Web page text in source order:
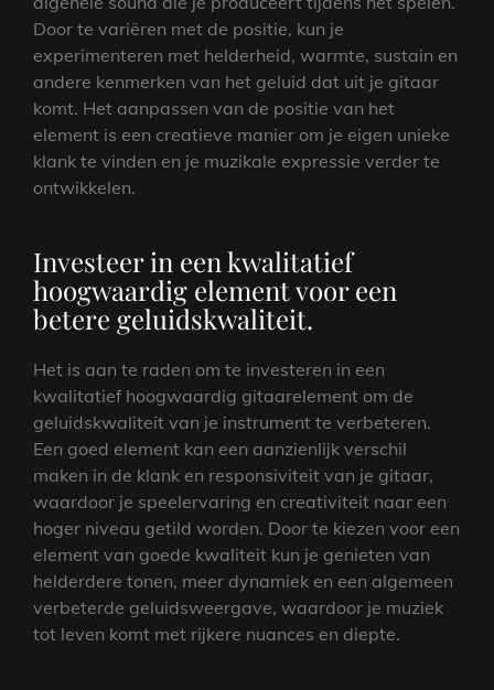
Door te variëren met de positie, kun je
experimenteren met helderheid, warmte, sustain en
andere kenmerken van het geluid dat uit je gitaar
komt. Het aanpassen van de positie van het
element is een creatieve manier om je eigen unieke
klank te vinden en je muzikale expressie verder te
ontwikkelen.
Investeer in een kwalitatief
hoogwaardig element voor een
betere geluidskwaliteit.
Het is aan te raden om te investeren in een
kwalitatief hoogwaardig gitaarelement om de
geluidskwaliteit van je instrument te verbeteren.
Een goed element kan een aanzienlijk verschil
maken in de klank en responsiviteit van je gitaar,
waardoor je speelervaring en creativiteit naar een
hoger niveau getild worden. Door te kiezen voor een
element van goede kwaliteit kun je genieten van
helderdere tonen, meer dynamiek en een algemeen
verbeterde geluidsweergave, waardoor je muziek
tot leven komt met rijkere nuances en diepte.